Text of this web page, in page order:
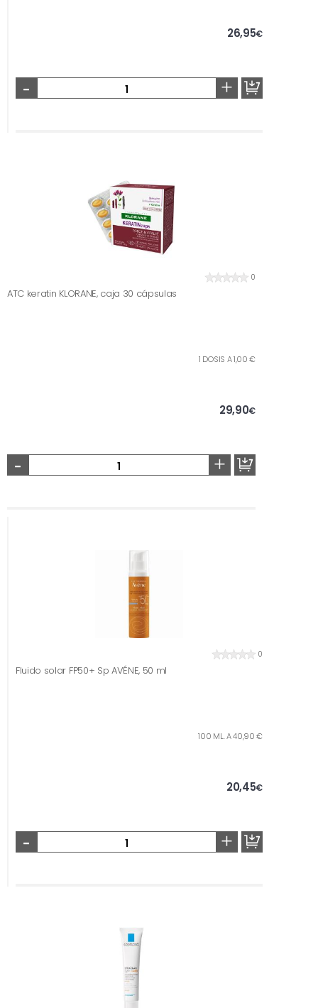
26,95€
- +
0
ATC keratin KLORANE, caja 30 cápsulas
1 DOSIS A 1,00 €
29,90€
- +
0
Fluido solar FP50+ Sp AVÉNE, 50 ml
100 ML. A 40,90 €
20,45€
- +